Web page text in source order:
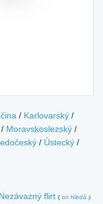
/ Karlovarský /
/ Moravskoslezský /
/ Ústecký /
Nezávazný flirt ( on hledá ji